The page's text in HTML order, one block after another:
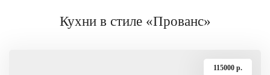
Кухни в стиле «Прованс»
115000 p.